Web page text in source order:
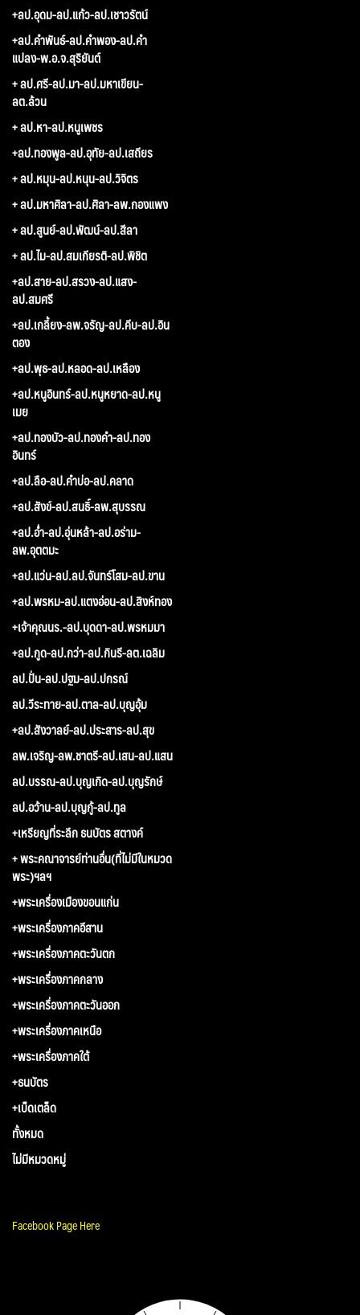
+ลป.อุดม-ลป.แก้ว-ลป.เชาวรัตน์
+ลป.คำพันธ์-ลป.คำพอง-ลป.คำ
แปลง-พ.อ.จ.สุริยันต์
+ ลป.ศรี-ลป.มา-ลป.มหาเขียน-
ลต.ล้วน
+ ลป.หา-ลป.หนูเพชร
+ลป.ทองพูล-ลป.อุทัย-ลป.เสถียร
+ ลป.หมุน-ลป.หนุน-ลป.วิจิตร
+ ลป.มหาศิลา-ลป.ศิลา-ลพ.กองแพง
+ ลป.สูนย์-ลป.พัฒน์-ลป.สีลา
+ ลป.ไม-ลป.สมเกียรติ-ลป.พิชิต
+ลป.สาย-ลป.สรวง-ลป.แสง-
ลป.สมศรี
+ลป.เกลี้ยง-ลพ.จรัญ-ลป.คีบ-ลป.อิน
ตอง
+ลป.พุธ-ลป.หลอด-ลป.เหลือง
+ลป.หนูอินทร์-ลป.หนูหยาด-ลป.หนู
เมย
+ลป.ทองบัว-ลป.ทองคำ-ลป.ทอง
อินทร์
+ลป.ลือ-ลป.คำบ่อ-ลป.คลาด
+ลป.สังข์-ลป.สนธิ์-ลพ.สุบรรณ
+ลป.อ่ำ-ลป.อุ่นหล้า-ลป.อร่าม-
ลพ.อุตตมะ
+ลป.แว่น-ลป.ลป.จันทร์โสม-ลป.ขาน
+ลป.พรหม-ลป.แตงอ่อน-ลป.สิงห์ทอง
+เจ้าคุณนร.-ลป.บุดดา-ลป.พรหมมา
+ลป.กูด-ลป.กว่า-ลป.กินรี-ลต.เฉลิม
ลป.ปั่น-ลป.ปฐม-ลป.ปกรณ์
ลป.วีระทาย-ลป.ตาล-ลป.บุญอุ้ม
+ลป.สังวาลย์-ลป.ประสาร-ลป.สุข
ลพ.เจริญ-ลพ.ชาตรี-ลป.เสน-ลป.แสน
ลป.บรรณ-ลป.บุญเกิด-ลป.บุญรักษ์
ลป.อว้าน-ลป.บุญกู้-ลป.ทูล
+เหรียญที่ระลึก ธนบัตร สตางค์
+ พระคณาจารย์ท่านอื่น(ที่ไม่มีในหมวด
พระ)ฯลฯ
+พระเครื่องเมืองขอนแก่น
+พระเครื่องภาคอีสาน
+พระเครื่องภาคตะวันตก
+พระเครื่องภาคกลาง
+พระเครื่องภาคตะวันออก
+พระเครื่องภาคเหนือ
+พระเครื่องภาคใต้
+ธนบัตร
+เบ็ดเตล็ด
ทั้งหมด
ไม่มีหมวดหมู่
Facebook Page Here